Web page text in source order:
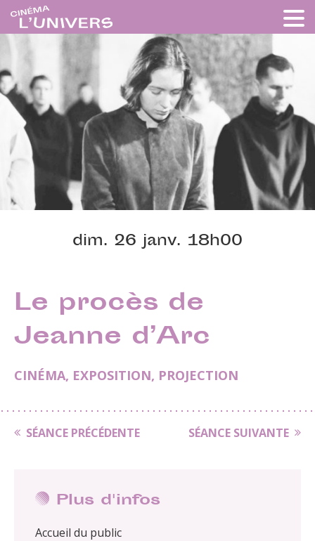
dim. 26 janv. 18h00
Le procès de
Jeanne d’Arc
CINÉMA, EXPOSITION, PROJECTION
SÉANCE PRÉCÉDENTE SÉANCE SUIVANTE
Plus d'infos
Accueil du public